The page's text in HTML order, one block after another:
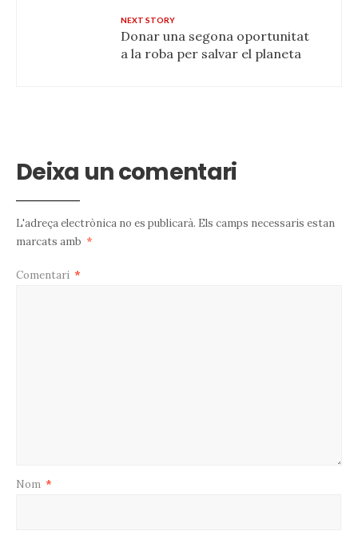
NEXT STORY
Donar una segona oportunitat
a la roba per salvar el planeta
Deixa un comentari
L'adreça electrònica no es publicarà. Els camps necessaris estan
marcats amb *
Comentari *
Nom *